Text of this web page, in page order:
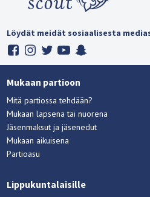
Löydät meidät sosiaalisesta
Mukaan partioon
Mitä partiossa tehdään?
Mukaan lapsena tai nuorena
Jäsenmaksut ja jäsenedut
Mukaan aikuisena
Partioasu
Lippukuntalaisille